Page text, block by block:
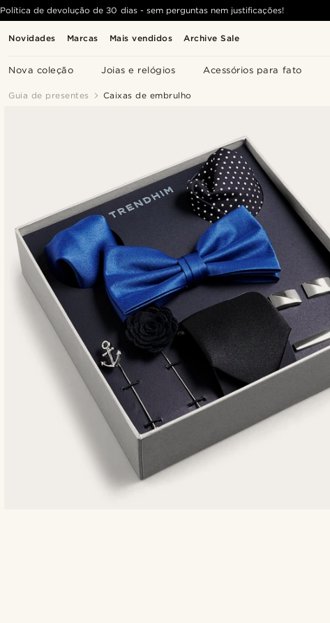
Novidades Marcas Mais vendidos Archive Sale
Nova coleção Joias e relógios Acessórios para fato
Política de devolução de 30 dias - sem perguntas nem justificações!
Guia de presentes Caixas de embrulho